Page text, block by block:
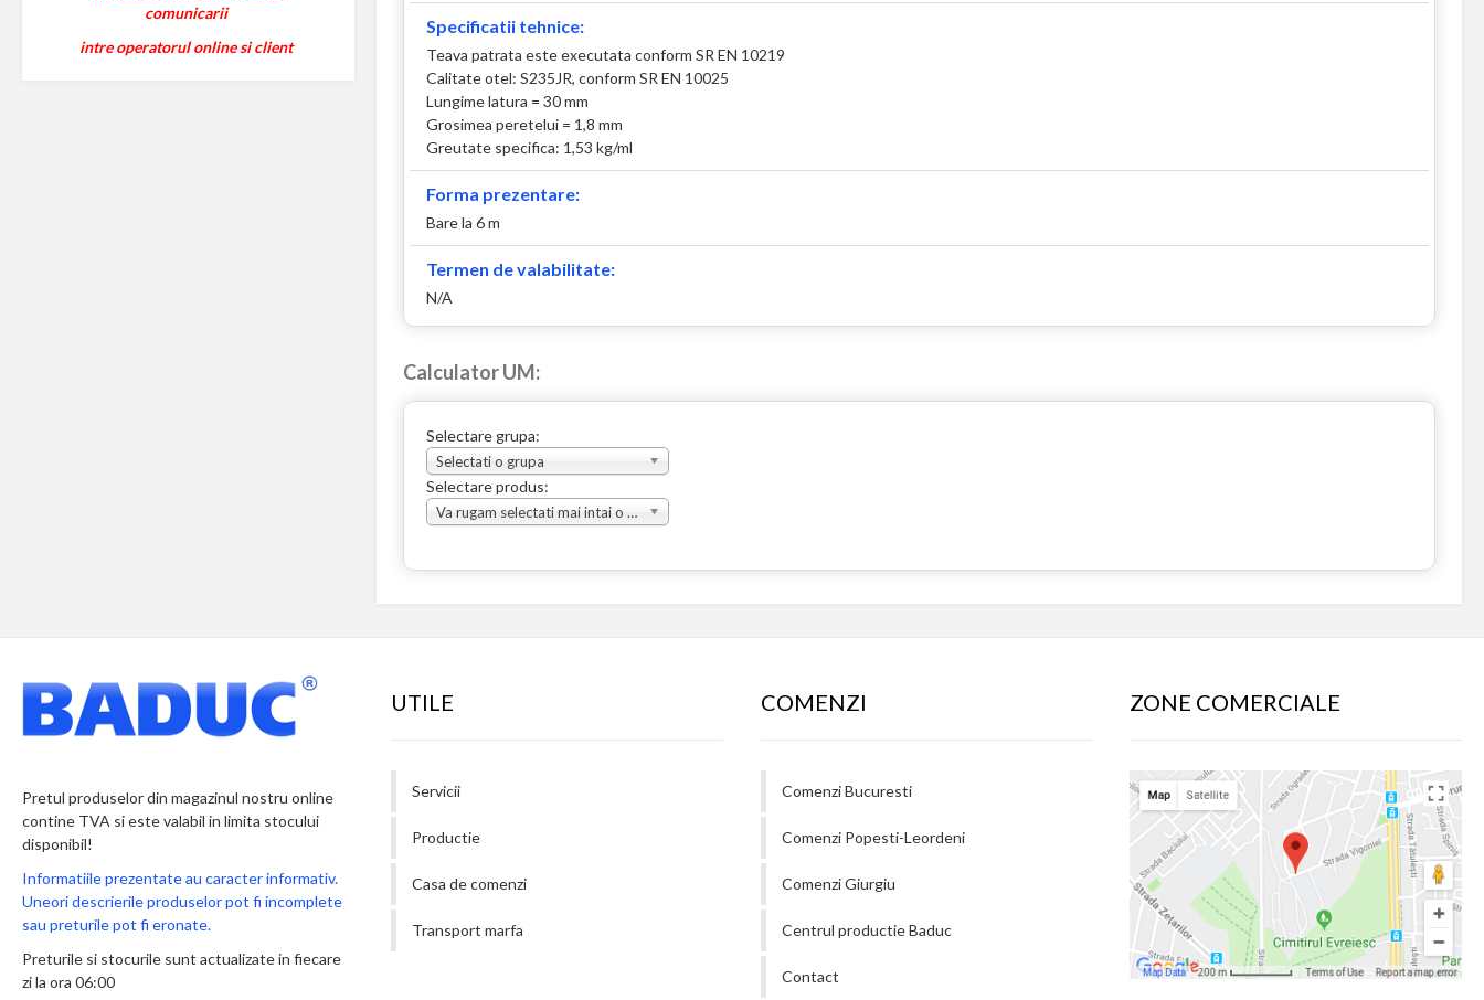
comunicarii
intre operatorul online si client
Specificatii tehnice:
Teava patrata este executata conform SR EN 10219
Calitate otel: S235JR, conform SR EN 10025
Lungime latura = 30 mm
Grosimea peretelui = 1,8 mm
Greutate specifica: 1,53 kg/ml
Forma prezentare:
Bare la 6 m
Termen de valabilitate:
N/A
Calculator UM:
Selectare grupa:
Selectati o grupa
Selectare produs:
Va rugam selectati mai intai o grupa
Pretul produselor din magazinul nostru online
contine TVA si este valabil in limita stocului
disponibil!
Informatiile prezentate au caracter informativ.
Uneori descrierile produselor pot fi incomplete
sau preturile pot fi eronate.
Preturile si stocurile sunt actualizate in fiecare
zi la ora 06:00
UTILE
Servicii
Productie
Casa de comenzi
Transport marfa
COMENZI
Comenzi Bucuresti
Comenzi Popesti-Leordeni
Comenzi Giurgiu
Centrul productie Baduc
Contact
ZONE COMERCIALE